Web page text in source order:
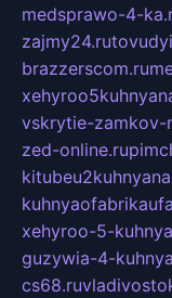
medsprawo-4-
zajmy24.ru
brazzerscom.ru
vskrytie-zamkov-
zed-online.ru
xehyroo-5-
guzywia-4-
cs68.ru